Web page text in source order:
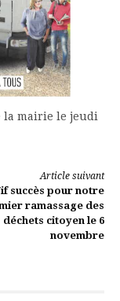
la mairie le jeudi
Article suivant
succès pour notre
ramassage des
déchets citoyen le 6
novembre